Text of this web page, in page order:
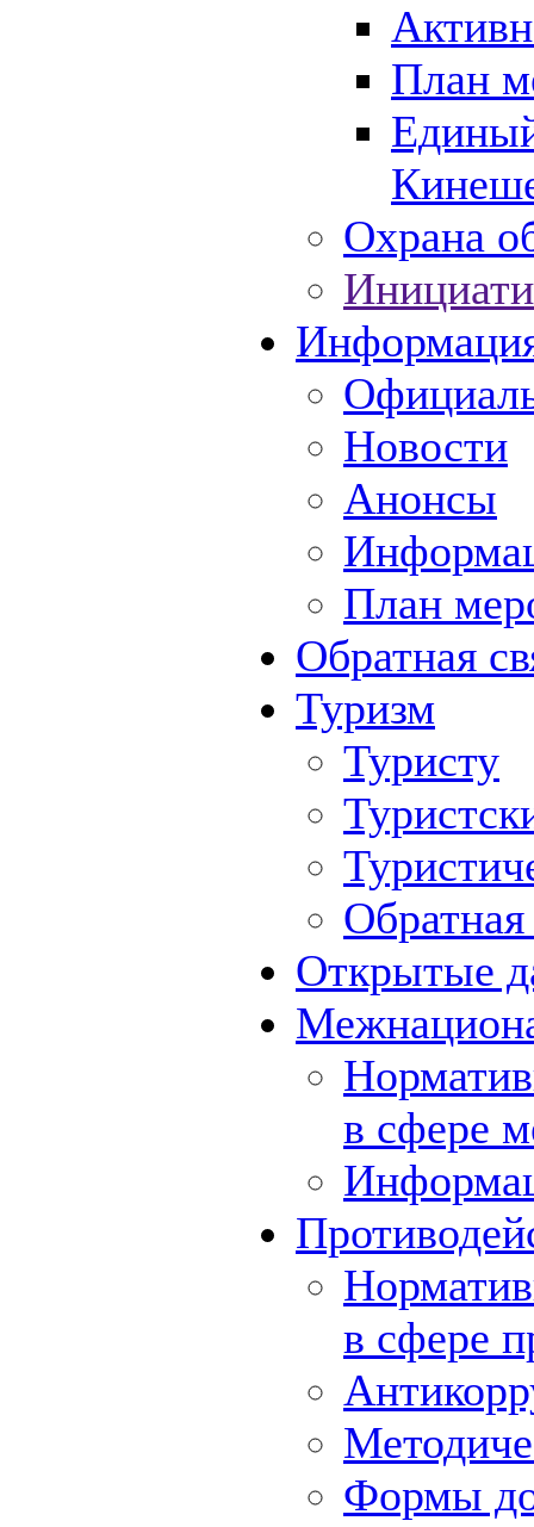
План
Охрана
Новости
Анонсы
План
Обратная
Туризм
Туристу
Обратная
Открытые
в сфере
в сфере
Формы